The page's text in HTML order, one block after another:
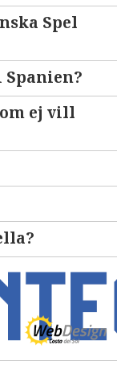
Spel
ej vill